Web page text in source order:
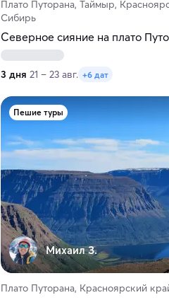
Плато Путорана, Таймыр,
Сибирь
Северное сияние на плато
3 дня 21 – 23 авг. +6 дат
Пешие туры
Михаил З.
Плато Путорана, Красноярский